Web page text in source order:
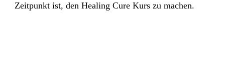
Zeitpunkt ist, den Healing Cure Kurs zu machen.